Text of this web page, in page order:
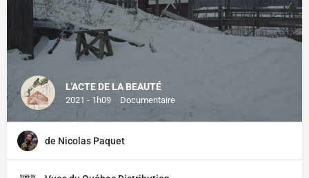
L'ACTE DE LA BEAUTÉ
2021 - 1h09 Documentaire
de Nicolas Paquet